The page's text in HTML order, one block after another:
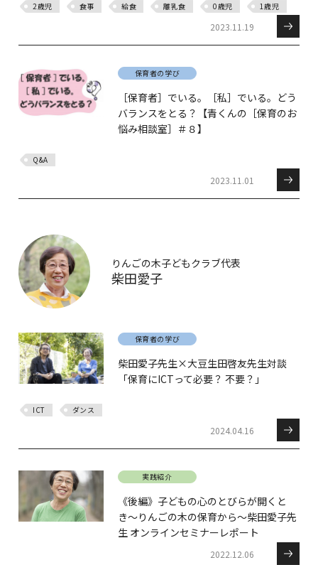
2歳児 食事 給食 離乳食 0歳児 1歳児
2023.11.19
保育者の学び
［保育者］でいる。［私］でいる。どう
バランスをとる？【青くんの［保育のお
悩み相談室］＃８】
Q&A
2023.11.01
りんごの木子どもクラブ代表
柴田愛子
保育者の学び
柴田愛子先生×大豆生田啓友先生対談
「保育にICTって必要？ 不要？」
ICT ダンス
2024.04.16
実践紹介
《後編》子どもの心のとびらが開くと
き〜りんごの木の保育から〜柴田愛子先
生 オンラインセミナーレポート
2022.12.06